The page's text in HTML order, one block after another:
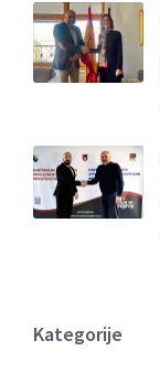
Kategorije